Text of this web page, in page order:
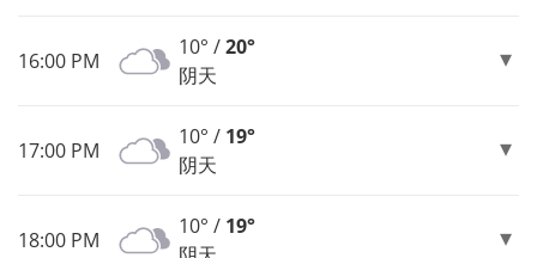
16:00 PM
10° /20°
阴天
17:00 PM
10° / 19°
阴天
18:00 PM
10° / 19°